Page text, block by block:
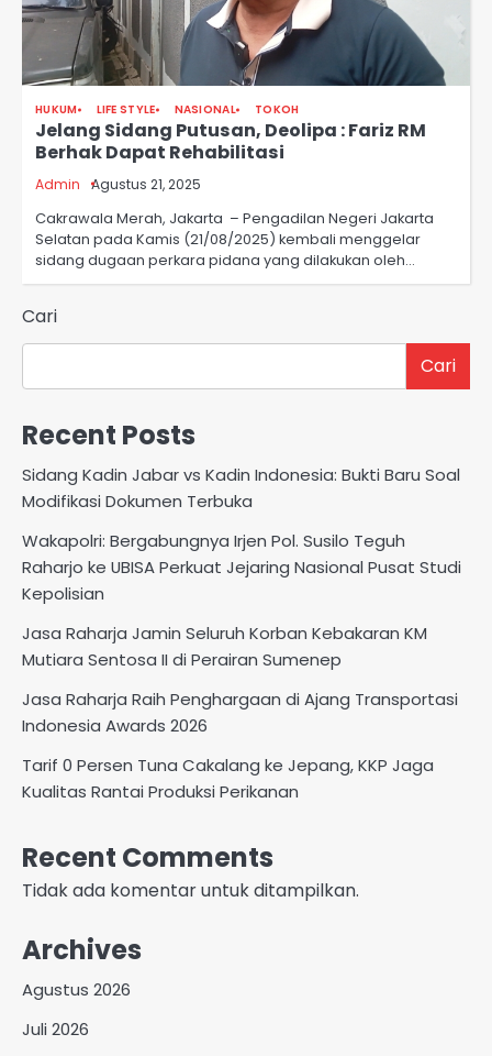
HUKUM LIFE STYLE NASIONAL TOKOH
Jelang Sidang Putusan, Deolipa : Fariz RM
Berhak Dapat Rehabilitasi
Admin Agustus 21, 2025
Cakrawala Merah, Jakarta – Pengadilan Negeri Jakarta
Selatan pada Kamis (21/08/2025) kembali menggelar
sidang dugaan perkara pidana yang dilakukan oleh…
Cari
Cari
Recent Posts
Sidang Kadin Jabar vs Kadin Indonesia: Bukti Baru Soal
Modifikasi Dokumen Terbuka
Wakapolri: Bergabungnya Irjen Pol. Susilo Teguh
Raharjo ke UBISA Perkuat Jejaring Nasional Pusat Studi
Kepolisian
Jasa Raharja Jamin Seluruh Korban Kebakaran KM
Mutiara Sentosa II di Perairan Sumenep
Jasa Raharja Raih Penghargaan di Ajang Transportasi
Indonesia Awards 2026
Tarif 0 Persen Tuna Cakalang ke Jepang, KKP Jaga
Kualitas Rantai Produksi Perikanan
Recent Comments
Tidak ada komentar untuk ditampilkan.
Archives
Agustus 2026
Juli 2026